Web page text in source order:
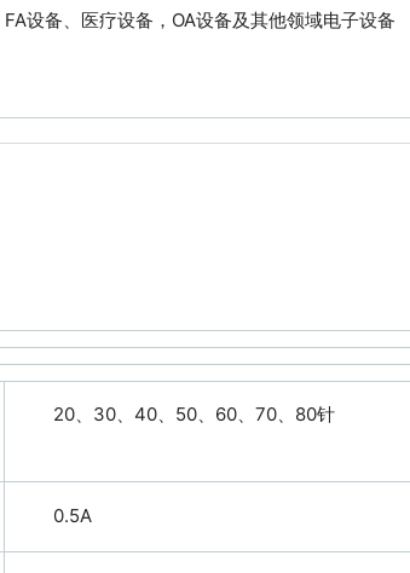
设备、医疗设备，OA设备及其他领域电子设备
20、30、40、50、60、70、80针
0.5A